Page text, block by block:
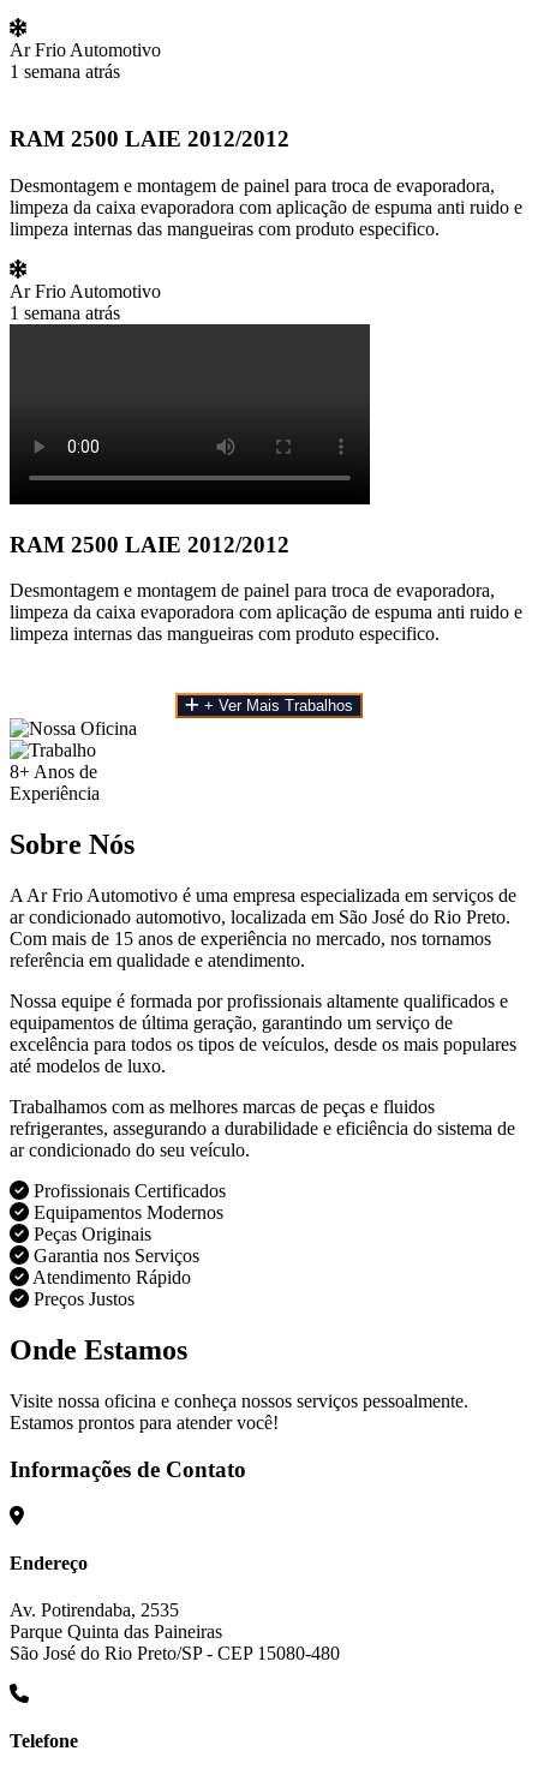
Ar Frio Automotivo
1 semana atrás
RAM 2500 LAIE 2012/2012
Desmontagem e montagem de painel para troca de evaporadora,
limpeza da caixa evaporadora com aplicação de espuma anti ruido e
limpeza internas das mangueiras com produto especifico.
Ar Frio Automotivo
1 semana atrás
RAM 2500 LAIE 2012/2012
Desmontagem e montagem de painel para troca de evaporadora,
limpeza da caixa evaporadora com aplicação de espuma anti ruido e
limpeza internas das mangueiras com produto especifico.
+ Ver Mais Trabalhos
8+Anos de
Experiência
Sobre Nós
A Ar Frio Automotivo é uma empresa especializada em serviços de
ar condicionado automotivo, localizada em São José do Rio Preto.
Com mais de 15 anos de experiência no mercado, nos tornamos
referência em qualidade e atendimento.
Nossa equipe é formada por profissionais altamente qualificados e
equipamentos de última geração, garantindo um serviço de
excelência para todos os tipos de veículos, desde os mais populares
até modelos de luxo.
Trabalhamos com as melhores marcas de peças e fluidos
refrigerantes, assegurando a durabilidade e eficiência do sistema de
ar condicionado do seu veículo.
Profissionais Certificados
Equipamentos Modernos
Peças Originais
Garantia nos Serviços
Atendimento Rápido
Preços Justos
Onde Estamos
Visite nossa oficina e conheça nossos serviços pessoalmente.
Estamos prontos para atender você!
Informações de Contato
Endereço
Av. Potirendaba, 2535
Parque Quinta das Paineiras
São José do Rio Preto/SP - CEP 15080-480
Telefone